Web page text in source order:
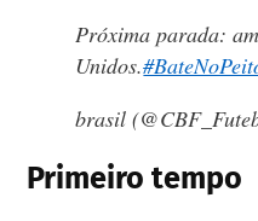
Próxima parada:
Unidos.
brasil
Primeiro tempo